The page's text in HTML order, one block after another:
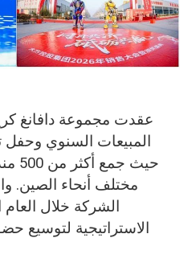
عقدت مجموعة دافانغ
مختلف أنحاء الصين.
الشركة خلال
الاستراتيجية لتوسيع